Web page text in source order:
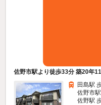
佐野市駅より徒歩33分 築20年
田島駅
佐野市
佐野駅